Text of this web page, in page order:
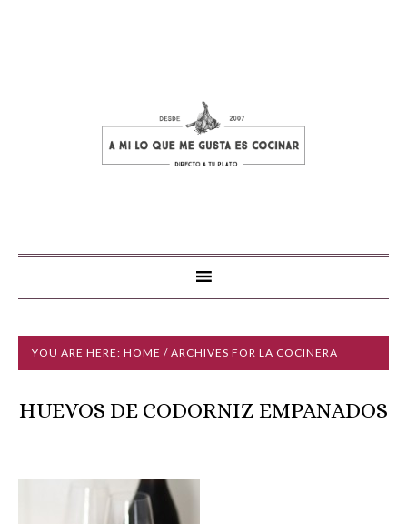
YOU ARE HERE: HOME / ARCHIVES FOR LA COCINERA
HUEVOS DE CODORNIZ EMPANADOS